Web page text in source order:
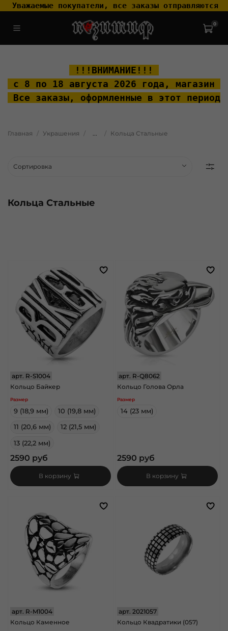
Уважаемые покупатели, все заказы отправляются
0
!!!ВНИМАНИЕ!!!
с 8 по 18 августа 2026 года, магазин
Все заказы, оформленные в этот
Главная Украшения Кольца Стальные
Кольца Стальные
арт. R-S1004
Кольцо Байкер
Размер
9 (18,9 мм)
10 (19,8 мм)
11 (20,6 мм)
12 (21,5 мм)
13 (22,2 мм)
2590 руб
В корзину
арт. R-Q8062
Кольцо Голова Орла
Размер
14 (23 мм)
2590 руб
В корзину
арт. R-M1004
Кольцо Каменное
арт.2021057
Кольцо Квадратики (057)